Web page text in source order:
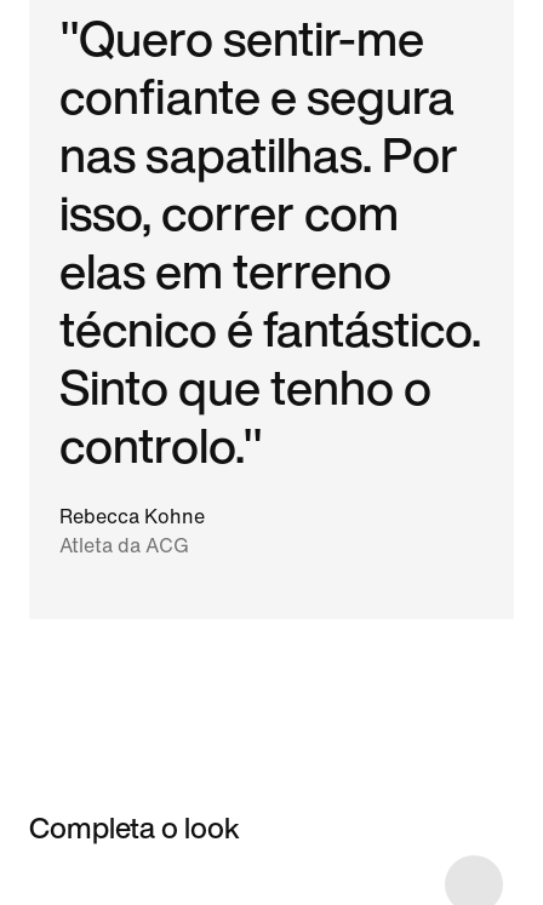
"Quero sentir-me
confiante e segura
nas sapatilhas. Por
isso, correr com
elas em terreno
técnico é fantástico.
Sinto que tenho o
controlo."
Rebecca Kohne
Atleta da ACG
Completa o look